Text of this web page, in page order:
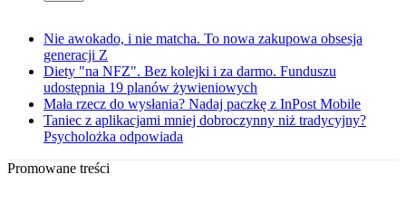
Nie awokado, i nie matcha. To nowa zakupowa obsesja
generacji Z
Diety "na NFZ". Bez kolejki i za darmo. Funduszu
udostępnia 19 planów żywieniowych
Mała rzecz do wysłania? Nadaj paczkę z InPost Mobile
Taniec z aplikacjami mniej dobroczynny niż tradycyjny?
Psycholożka odpowiada
Promowane treści